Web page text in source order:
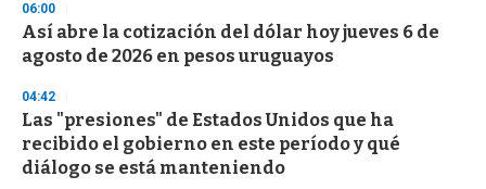
d
s
o
f
3
s
c
o
06:00
Así abre la cotización del dólar hoy jueves 6 de
agosto de 2026 en pesos uruguayos
04:42
Las "presiones" de Estados Unidos que ha
recibido el gobierno en este período y qué
diálogo se está manteniendo